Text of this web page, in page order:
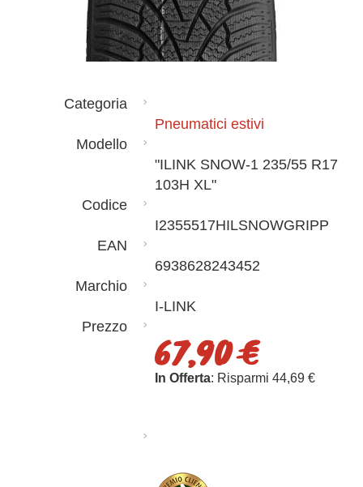
Categoria
Pneumatici estivi
Modello
"ILINK SNOW-1 235/55 R17
103H XL"
Codice
I2355517HILSNOWGRIPP
EAN
6938628243452
Marchio
I-LINK
Prezzo
67,90 €
In Offerta: Risparmi 44,69 €